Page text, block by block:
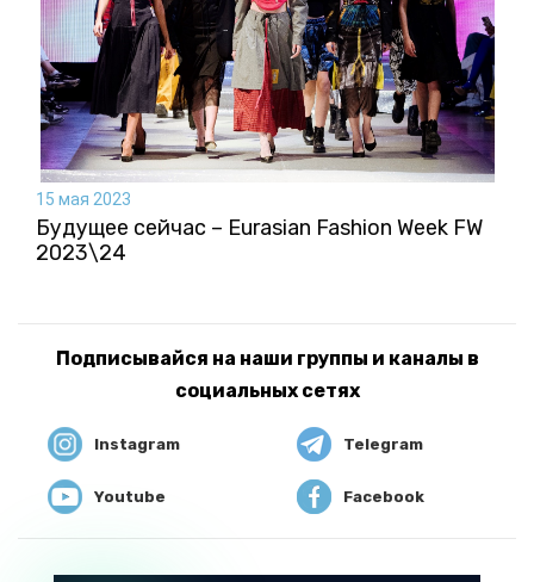
15 мая 2023
Будущее сейчас – Eurasian Fashion Week FW
2023\24
Подписывайся на наши группы и каналы в
социальных сетях
Instagram Telegram
Youtube Facebook